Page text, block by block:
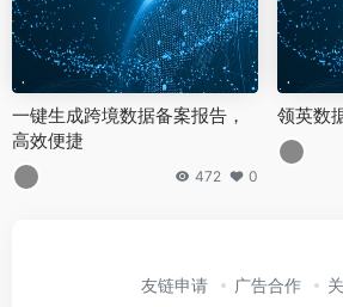
一键生成跨境数据备案报告，
高效便捷
472 0
领英数
友链申请 广告合作